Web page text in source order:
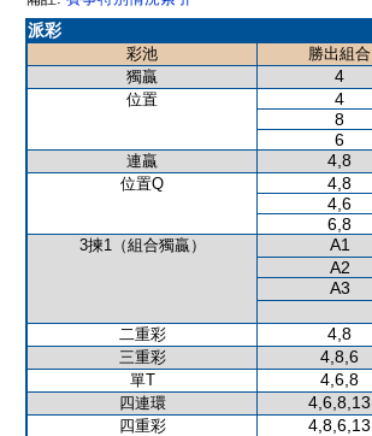
派彩
彩池 勝出組合
獨贏
4
位置 4
8
6
連贏 4,8
位置Q 4,8
4,6
6,8
3揀1（組合獨贏） A1
A2
A3
二重彩
4,8
三重彩 4,8,6
單T 4,6,8
四連環 4,6,8,13
四重彩 4,8,6,13